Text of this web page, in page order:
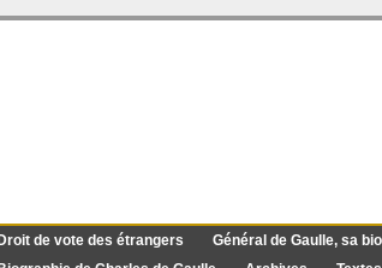
de vote des étrangers Général de Gaulle, sa